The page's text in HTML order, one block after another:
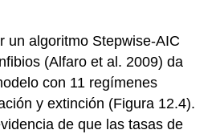
un algoritmo Stepwise-AIC
(Alfaro et al. 2009) da
con 11 regímenes
y extinción (Figura 12.4).
de que las tasas de